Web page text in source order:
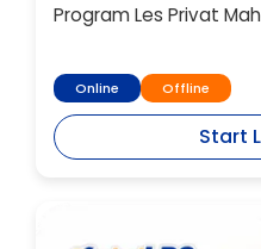
Program Les Privat
Online Offline
Start